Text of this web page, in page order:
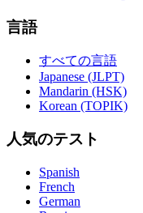
言語
すべての言語
Japanese (JLPT)
Mandarin (HSK)
Korean (TOPIK)
人気のテスト
Spanish
French
German